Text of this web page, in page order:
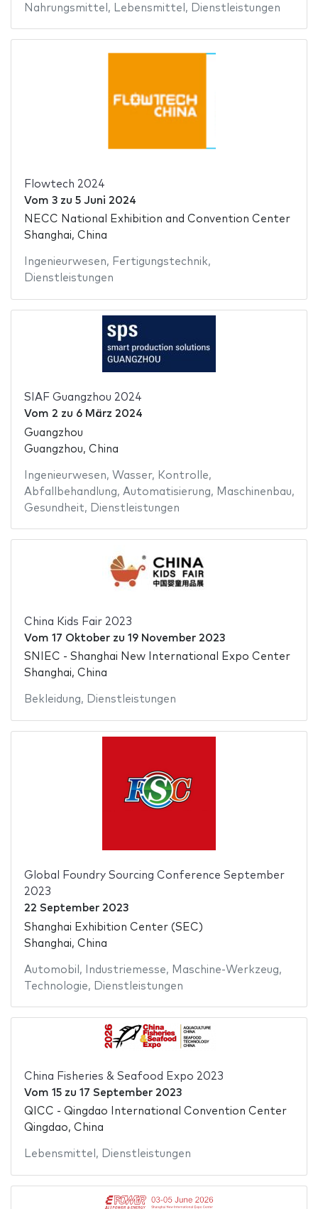
Nahrungsmittel , Lebensmittel , Dienstleistungen
Flowtech 2024
Vom 3zu 5 Juni 2024
NECC National Exhibition and Convention Center
Shanghai, China
Ingenieurwesen, Fertigungstechnik,
Dienstleistungen
SIAF Guangzhou 2024
Vom 2 zu 6 März 2024
Guangzhou
Guangzhou, China
Ingenieurwesen, Wasser, Kontrolle,
Abfallbehandlung, Automatisierung, Maschinenbau,
Gesundheit, Dienstleistungen
China Kids Fair 2023
Vom 17 Oktoberzu 19 November 2023
SNIEC - Shanghai New International Expo Center
Shanghai, China
Bekleidung, Dienstleistungen
Global Foundry Sourcing Conference September
2023
22 September 2023
Shanghai Exhibition Center (SEC)
Shanghai, China
Automobil , Industriemesse, Maschine-Werkzeug,
Technologie, Dienstleistungen
China Fisheries & Seafood Expo 2023
Vom 15zu 17 September 2023
QICC - Qingdao International Convention Center
Qingdao, China
Lebensmittel , Dienstleistungen